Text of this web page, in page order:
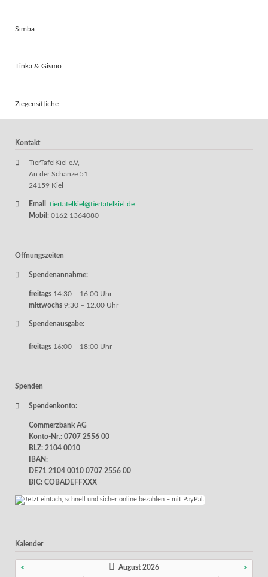
Simba
Tinka & Gismo
Ziegensittiche
Kontakt
TierTafelKiel e.V,
An der Schanze 51
24159 Kiel
Email : tiertafelkiel@tiertafelkiel.de
Mobil : 0162 1364080
Öffnungszeiten
Spendenannahme:
freitags 14:30 – 16:00 Uhr
mittwochs 9:30 – 12.00 Uhr
Spendenausgabe:
freitags 16:00 – 18:00 Uhr
Spenden
Spendenkonto:
Commerzbank AG
Konto-Nr.: 0707 2556 00
BLZ: 2104 0010
IBAN:
DE71 2104 0010 0707 2556 00
BIC: COBADEFFXXX
Kalender
< August 2026 >